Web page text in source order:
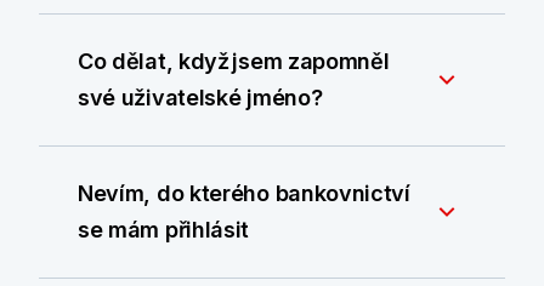
Co dělat, když jsem zapomněl
své uživatelské jméno?
Nevím, do kterého bankovnictví
se mám přihlásit